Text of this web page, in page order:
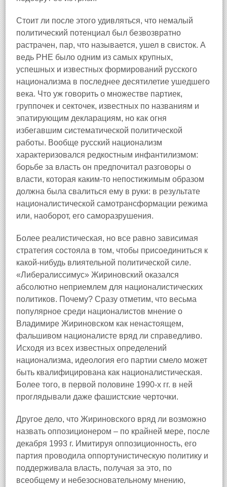
Стоит ли после этого удивляться, что немалый
политический потенциал был безвозвратно
растрачен, пар, что называется, ушел в свисток. А
ведь РНЕ было одним из самых крупных,
успешных и известных формирований русского
национализма в последнее десятилетие ушедшего
века. Что уж говорить о множестве партиек,
группочек и секточек, известных по названиям и
эпатирующим декларациям, но как огня
избегавшим систематической политической
работы. Вообще русский национализм
характеризовался редкостным инфантилизмом:
борьбе за власть он предпочитал разговоры о
власти, которая каким-то непостижимым образом
должна была свалиться ему в руки: в результате
националистической самотрансформации режима
или, наоборот, его саморазрушения.
Более реалистическая, но все равно зависимая
стратегия состояла в том, чтобы присоединиться к
какой-нибудь влиятельной политической силе.
«Либералиссимус» Жириновский оказался
абсолютно неприемлем для националистических
политиков. Почему? Сразу отметим, что весьма
популярное среди националистов мнение о
Владимире Жириновском как ненастоящем,
фальшивом националисте вряд ли справедливо.
Исходя из всех известных определений
национализма, идеология его партии смело может
быть квалифицирована как националистическая.
Более того, в первой половине 1990-х гг. в ней
проглядывали даже фашистские черточки.
Другое дело, что Жириновского вряд ли возможно
назвать оппозиционером – по крайней мере, после
декабря 1993 г. Имитируя оппозиционность, его
партия проводила оппортунистическую политику и
поддерживала власть, получая за это, по
всеобщему и небезосновательному мнению,